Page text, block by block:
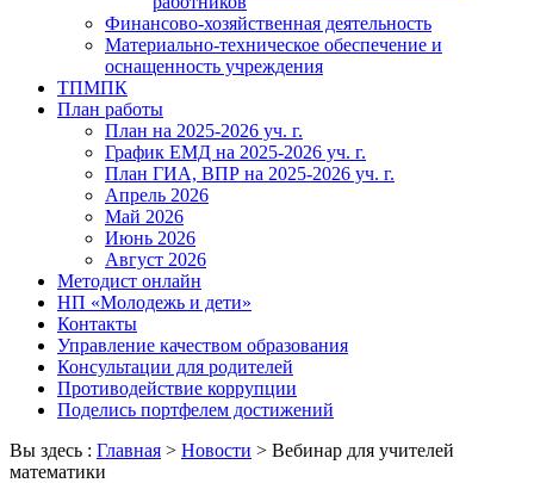
Финансово-хозяйственная деятельность
Материально-техническое обеспечение и
оснащенность учреждения
ТПМПК
План работы
План на 2025-2026 уч. г.
График ЕМД на 2025-2026 уч. г.
План ГИА, ВПР на 2025-2026 уч. г.
Апрель 2026
Май 2026
Июнь 2026
Август 2026
Методист онлайн
НП «Молодежь и дети»
Контакты
Управление качеством образования
Консультации для родителей
Противодействие коррупции
Поделись портфелем достижений
Вы здесь : Главная > Новости > Вебинар для учителей
математики